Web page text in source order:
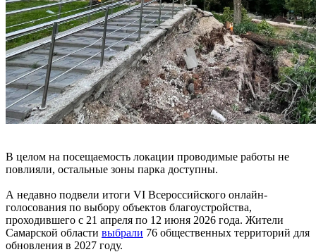
В целом на посещаемость локации проводимые работы не
повлияли, остальные зоны парка доступны.
А недавно подвели итоги VI Всероссийского онлайн-
голосования по выбору объектов благоустройства,
проходившего с 21 апреля по 12 июня 2026 года. Жители
Самарской области выбрали 76 общественных территорий для
обновления в 2027 году.